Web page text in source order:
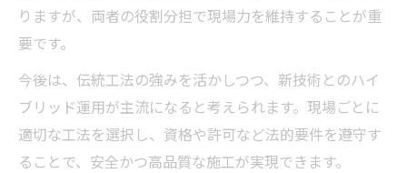
りますが、両者の役割分担で現場力を維持することが重
要です。
今後は、伝統工法の強みを活かしつつ、新技術とのハイ
ブリッド運用が主流になると考えられます。現場ごとに
適切な工法を選択し、資格や許可など法的要件を遵守す
ることで、安全かつ高品質な施工が実現できます。